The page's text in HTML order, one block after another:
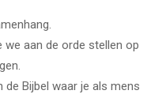
we aan de orde stellen op
de Bijbel waar je als mens